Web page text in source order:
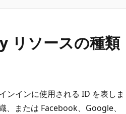
ソースの種類
ンインに使用される ID を表しま
または Facebook、Google、